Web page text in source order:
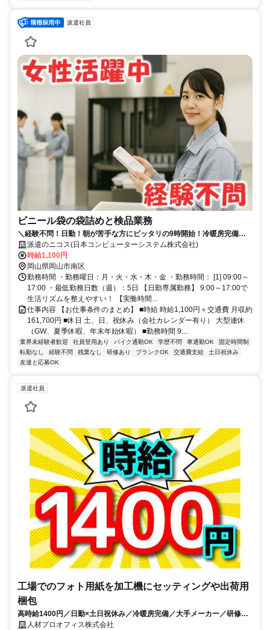
派遣社員
ビニール袋の袋詰めと検品業務
＼経験不問！日勤！朝が苦手な方にピッタリの9時開始！冷暖房完備！
女性スタッフ活躍中！交通費支給！／
派遣のニコス(日本コンピューターシステム株式会社)
時給1,100円
岡山県岡山市南区
勤務時間 ・勤務曜日：月・火・水・木・金 ・勤務時間： [1] 09:00～
17:00 ・最低勤務日数（週）：5日 【日勤専属勤務】 9:00～17:00で
生活リズムを整えやすい！ 【実働時間...
仕事内容 【お仕事条件のまとめ】 ■時給 時給1,100円＋交通費 月収約
161,700円 ■休日 土、日、祝休み（会社カレンダー有り） 大型連休
（GW、夏季休暇、年末年始休暇） ■勤務時間 9:...
業界未経験者歓迎 社員登用あり バイク通勤OK 学歴不問 車通勤OK
固定時間制
転勤なし
経験不問 残業なし 研修あり ブランクOK 交通費支給
土日祝休み
友達と応募OK
派遣社員
工場でのフォト用紙を加工機にセッティングや出荷用
梱包
高時給1400円／日勤×土日祝休み／冷暖房完備／大手メーカー／研修充
実／食堂あり／週払いOK
人材プロオフィス株式会社